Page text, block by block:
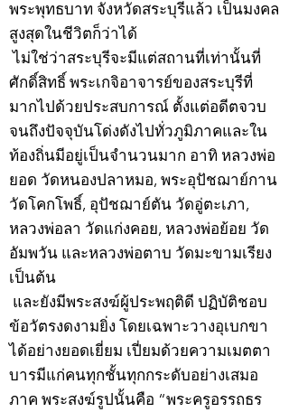
พระพุทธบาท จังหวัดสระบุรีแล้ว เป็นมงคล
สูงสุดในชีวิตก็ว่าได้
ไม่ใช่ว่าสระบุรีจะมีแต่สถานที่เท่านั้นที่
ศักดิ์สิทธิ์ พระเกจิอาจารย์ของสระบุรีที่
มากไปด้วยประสบการณ์ ตั้งแต่อดีตจวบ
จนถึงปัจจุบันโด่งดังไปทั่วภูมิภาคและใน
ท้องถิ่นมีอยู่เป็นจำนวนมาก อาทิ หลวงพ่อ
ยอด วัดหนองปลาหมอ, พระอุปัชฌาย์กาน
วัดโคกโพธิ์, อุปัชฌาย์ตัน วัดอู่ตะเภา,
หลวงพ่อลา วัดแก่งคอย, หลวงพ่อย้อย วัด
อัมพวัน และหลวงพ่อตาบ วัดมะขามเรียง
เป็นต้น
และยังมีพระสงฆ์ผู้ประพฤติดี ปฏิบัติชอบ
ข้อวัตรงดงามยิ่ง โดยเฉพาะวางอุเบกขา
ได้อย่างยอดเยี่ยม เปี่ยมด้วยความเมตตา
บารมีแก่คนทุกชั้นทุกกระดับอย่างเสมอ
ภาค พระสงฆ์รูปนั้นคือ “พระครูอรรถธร